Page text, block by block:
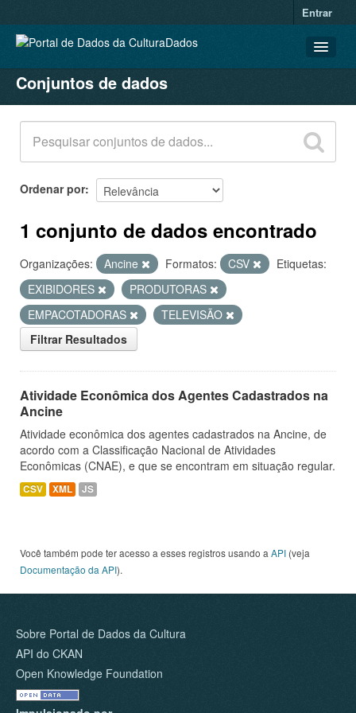
Entrar
CONJUNTOS DE DADOS
ORGANIZAÇÕES
GRUPOS
SOBRE
Conjuntos de dados
Ordenar por
1 conjunto de dados encontrado
Organizações: Ancine Formatos: CSV
Etiquetas:
EXIBIDORES
PRODUTORAS
EMPACOTADORAS
TELEVISÃO
Filtrar Resultados
Atividade Econômica dos Agentes Cadastrados na
Ancine
Atividade econômica dos agentes cadastrados na Ancine, de
acordo com a Classificação Nacional de Atividades
Econômicas (CNAE), e que se encontram em situação regular.
CSV XML JS
Você também pode ter acesso a esses registros usando a API (veja
Documentação da API).
Sobre Portal de Dados da Cultura
API do CKAN
Open Knowledge Foundation